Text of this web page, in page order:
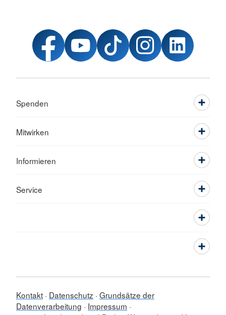
Spenden
Mitwirken
Informieren
Service
Kontakt Datenschutz Grundsätze der
Datenverarbeitung
Impressum